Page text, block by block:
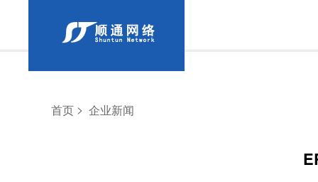
首页 > 企业新闻